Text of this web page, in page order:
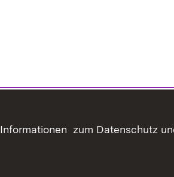
Informationen zum Datenschutz